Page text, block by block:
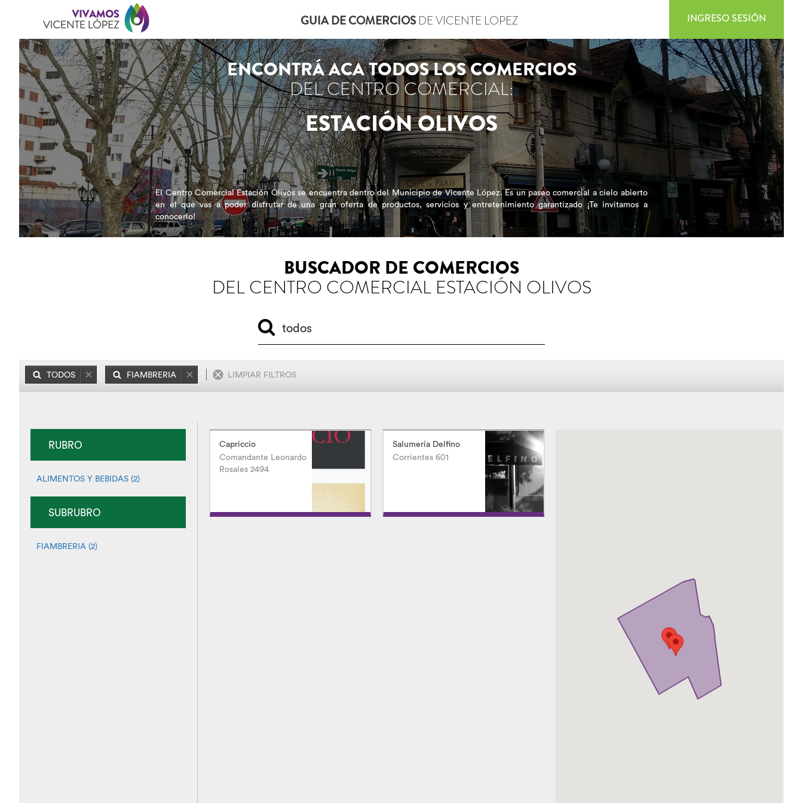
GUIA DE COMERCIOSDE VICENTE LOPEZ INGRESO SESIÓN
ENCONTRÁ ACA TODOS LOS COMERCIOS
DEL CENTRO COMERCIAL:
ESTACIÓN OLIVOS
El Centro Comercial Estación Olivos se encuentra dentro del Municipio de Vicente López. Es un paseo comercial a cielo abierto
en el que vas a poder disfrutar de una gran oferta de productos, servicios y entretenimiento garantizado ¡Te invitamos a
conocerlo!
BUSCADOR DE COMERCIOS
DEL CENTRO COMERCIAL ESTACIÓN OLIVOS
TODOS FIAMBRERIA LIMPIAR FILTROS
RUBRO
ALIMENTOS Y BEBIDAS (2)
SUBRUBRO
FIAMBRERIA (2)
Capriccio
Comandante Leonardo
Rosales 2494
Salumeria Delfino
Corrientes 601